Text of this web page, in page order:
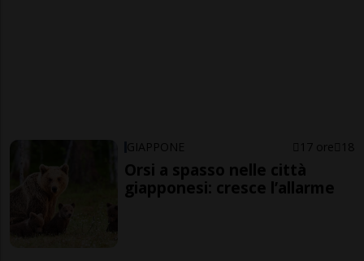
GIAPPONE 17 ore 18
Orsi a spasso nelle città
giapponesi: cresce l’allarme